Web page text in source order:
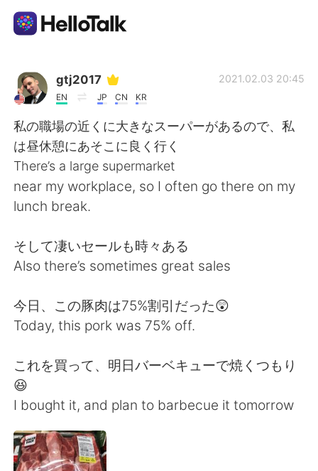
App di scambio linguistico
Italiano
English
繁體中文 Español
Deutsch 日本語
한국어 Русский
Türkçe
Português
gtj2017
EN JP CN KR
2021.02.03 20:45
私の職場の近くに大きなスーパーがあるので、私
は昼休憩にあそこに良く行く
There’s a large supermarket
near my workplace, so I often go there on my
lunch break.
そして凄いセールも時々ある
Also there’s sometimes great sales
今日、この豚肉は75%割引だった😲
Today, this pork was 75% off.
これを買って、明日バーベキューで焼くつもり
😆
I bought it, and plan to barbecue it tomorrow